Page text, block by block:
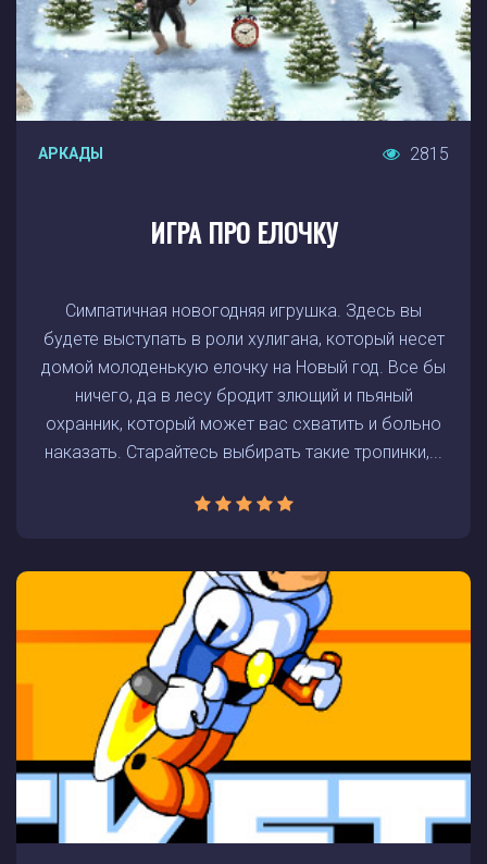
АРКАДЫ 2815
ИГРА ПРО ЕЛОЧКУ
Симпатичная новогодняя игрушка. Здесь вы
будете выступать в роли хулигана, который несет
домой молоденькую елочку на Новый год. Все бы
ничего, да в лесу бродит злющий и пьяный
охранник, который может вас схватить и больно
наказать. Старайтесь выбирать такие тропинки,...